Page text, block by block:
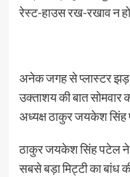
रेस्ट-हाउस रख-रखाव न
अनेक जगह से प्लास्टर झड़
उक्ताशय की बात सोमवार
अध्यक्ष ठाकुर जयकेश सिंह
ठाकुर जयकेश सिंह पटेल ने
सबसे बड़ा मिट्टी का बांध